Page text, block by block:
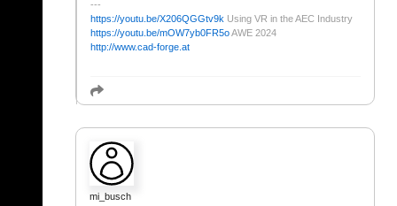
https://youtu.be/X206QGGtv9k Using VR in the AEC Industry
https://youtu.be/mOW7yb0FR5oAWE 2024
http://www.cad-forge.at
mi_busch